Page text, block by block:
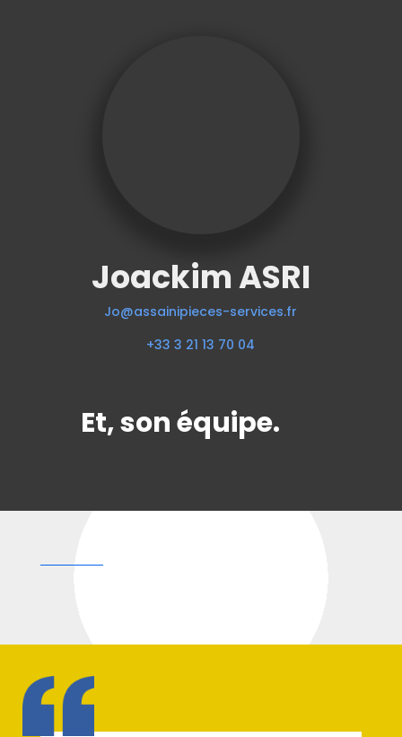
Joackim ASRI
Jo@assainipieces-services.fr
+33 3 21 13 70 04
Et, son équipe.